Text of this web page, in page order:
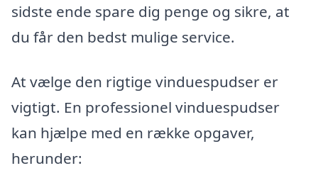
sidste ende spare dig penge og sikre, at
du får den bedst mulige service.
At vælge den rigtige vinduespudser er
vigtigt. En professionel vinduespudser
kan hjælpe med en række opgaver,
herunder: